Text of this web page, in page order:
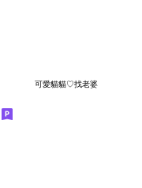
可愛貓貓♡找老婆